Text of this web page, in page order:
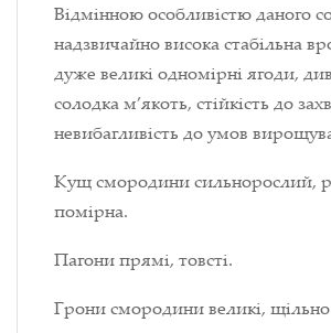
Відмінною особливістю даного
надзвичайно висока стабільна
дуже великі одномірні ягоди,
солодка м’якоть, стійкість до
невибагливість до умов
Кущ смородини сильнорослий,
помірна.
Пагони прямі, товсті.
Грони смородини великі, щільно